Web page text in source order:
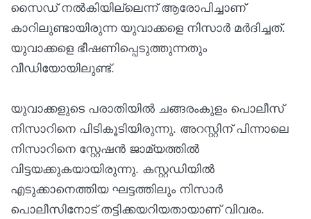
സൈഡ് നൽകിയില്ലെന്ന് ആരോപിച്ചാണ്
കാറിലുണ്ടായിരുന്ന യുവാക്കളെ നിസാർ മർദിച്ചത്.
യുവാക്കളെ ഭീഷണിപ്പെടുത്തുന്നതും
വീഡിയോയിലുണ്ട്.
യുവാക്കളുടെ പരാതിയില്‍ ചങ്ങരംകുളം പൊലീസ്
നിസാറിനെ പിടികൂടിയിരുന്നു. അറസ്റ്റിന് പിന്നാലെ
നിസാറിനെ സ്റ്റേഷൻ ജാമ്യത്തില്‍
വിട്ടയക്കുകയായിരുന്നു. കസ്റ്റഡിയിൽ
എടുക്കാനെത്തിയ ഘട്ടത്തിലും നിസാർ
പൊലീസിനോട് തട്ടിക്കയറിയതായാണ് വിവരം.